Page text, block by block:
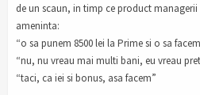
de un scaun, in timp ce product
ameninta:
“o sa punem 8500 lei la Prime si o sa
“nu, nu vreau mai multi bani, eu vreau
“taci, ca iei si bonus, asa facem”